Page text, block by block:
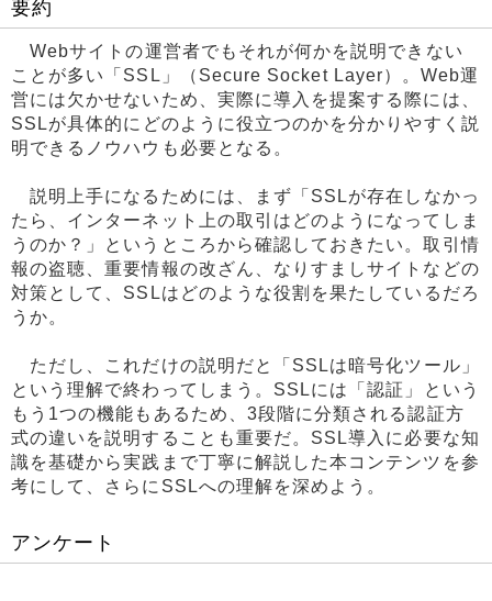
要約
Webサイトの運営者でもそれが何かを説明できない
ことが多い「SSL」（Secure Socket Layer）。Web運
営には欠かせないため、実際に導入を提案する際には、
SSLが具体的にどのように役立つのかを分かりやすく説
明できるノウハウも必要となる。
説明上手になるためには、まず「SSLが存在しなかっ
たら、インターネット上の取引はどのようになってしま
うのか？」というところから確認しておきたい。取引情
報の盗聴、重要情報の改ざん、なりすましサイトなどの
対策として、SSLはどのような役割を果たしているだろ
うか。
ただし、これだけの説明だと「SSLは暗号化ツール」
という理解で終わってしまう。SSLには「認証」という
もう1つの機能もあるため、3段階に分類される認証方
式の違いを説明することも重要だ。SSL導入に必要な知
識を基礎から実践まで丁寧に解説した本コンテンツを参
考にして、さらにSSLへの理解を深めよう。
アンケート